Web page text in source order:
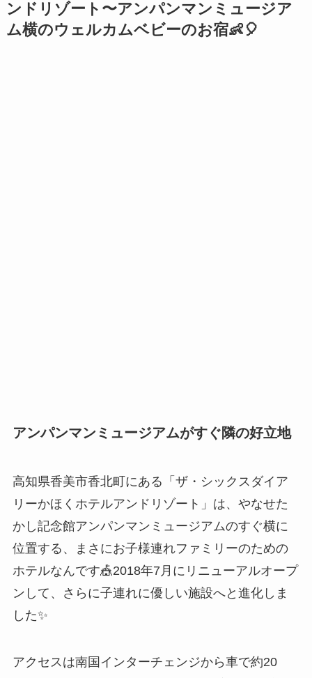
ンドリゾート〜アンパンマンミュージア
ム横のウェルカムベビーのお宿👶🎈
アンパンマンミュージアムがすぐ隣の好立地
高知県香美市香北町にある「ザ・シックスダイア
リーかほくホテルアンドリゾート」は、やなせた
かし記念館アンパンマンミュージアムのすぐ横に
位置する、まさにお子様連れファミリーのための
ホテルなんです🎪2018年7月にリニューアルオープ
ンして、さらに子連れに優しい施設へと進化しま
した✨
アクセスは南国インターチェンジから車で約20